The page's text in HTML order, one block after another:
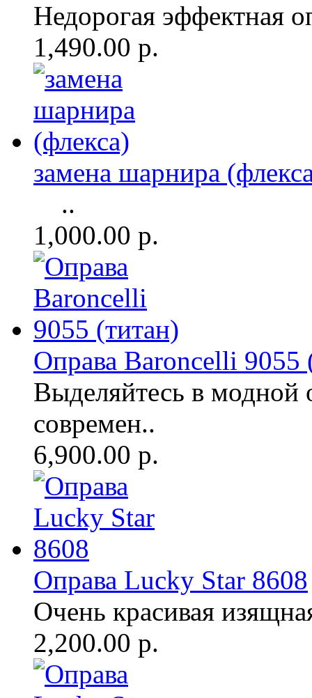
Недорогая эффектная
1,490.00 р.
замена шарнира
..
1,000.00 р.
Оправа Baroncelli 9055
Выделяйтесь в модной
современ..
6,900.00 р.
Оправа Lucky Star 8608
Очень красивая
2,200.00 р.